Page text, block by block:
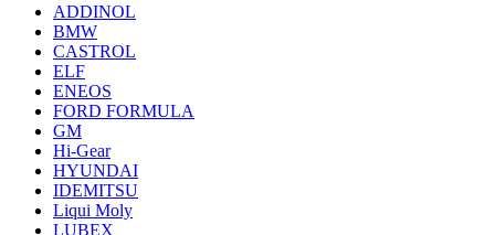
ADDINOL
BMW
CASTROL
ELF
ENEOS
FORD FORMULA
GM
Hi-Gear
HYUNDAI
IDEMITSU
Liqui Moly
LUBEX